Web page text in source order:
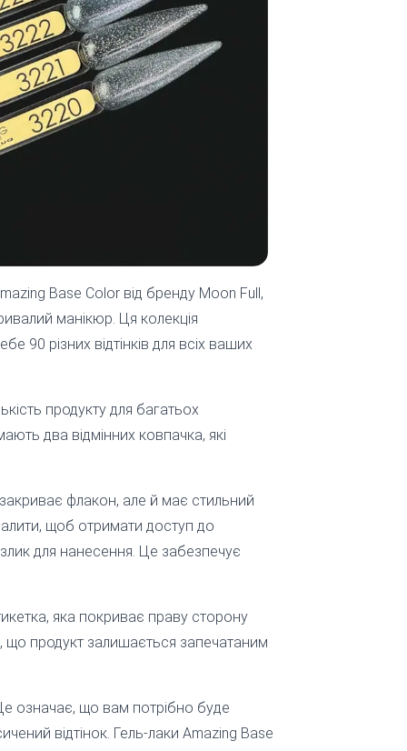
Base Color від бренду Moon Full,
манікюр. Ця колекція
90 різних відтінків для всіх ваших
продукту для багатьох
два відмінних ковпачка, які
флакон, але й має стильний
щоб отримати доступ до
для нанесення. Це забезпечує
яка покриває праву сторону
продукт залишається запечатаним
Це означає, що вам потрібно буде
відтінок. Гель-лаки Amazing Base